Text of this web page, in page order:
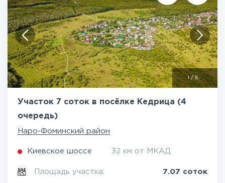
1 / 5
Участок 7 соток в посёлке Кедрица (4
очередь)
Наро-Фоминский район
Киевское шоссе 32 км от МКАД
Площадь участка: 7.07 соток